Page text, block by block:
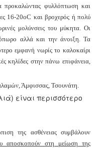
προκαλώντας φυλλόπτωση και
16-20οC και βροχερός ή πολύ
μολύνσεις του μύκητα. Οι
αλλά και την άνοιξη. Τα
εμφανή νωρίς το καλοκαίρι
κηλίδες στην πάνω επιφάνεια,
Άμφισσας, Τσουνάτη.
είναι περισσότερο
της ασθένειας συμβάλουν
αποσκοπούν στη μείωση της